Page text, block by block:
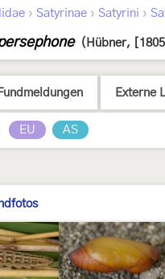
› Satyrinae › Satyrini ›
(Hübner,
Fundmeldungen Externe
EU AS